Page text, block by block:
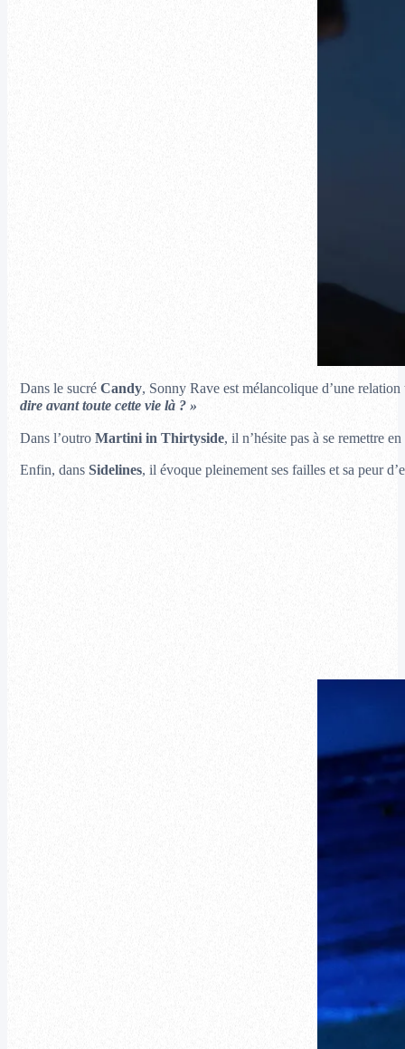
Dans le sucré Candy, Sonny Rave est mélancolique d’une
dire avant toute cette vie là ? »
Dans l’outro Martini in Thirtyside, il n’hésite pas à se remettre
Enfin, dans Sidelines, il évoque pleinement ses failles et sa peur